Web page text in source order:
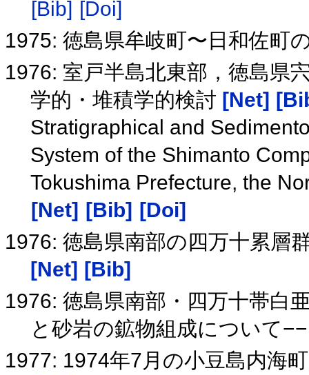
[Bib] [Doi]
1975: 徳島県牟岐町〜日和佐町
1976: 室戸半島北東部，徳島県
学的・堆積学的検討 [Net]
Stratigraphical and
System of the Shimanto
Tokushima Prefecture, the
[Net] [Bib] [Doi]
1976: 徳島県南部の四万十累層
[Net] [Bib]
1976: 徳島県南部・四万十帯白
と砂岩の鉱物組成について
1977: 1974年7月の小豆島内海